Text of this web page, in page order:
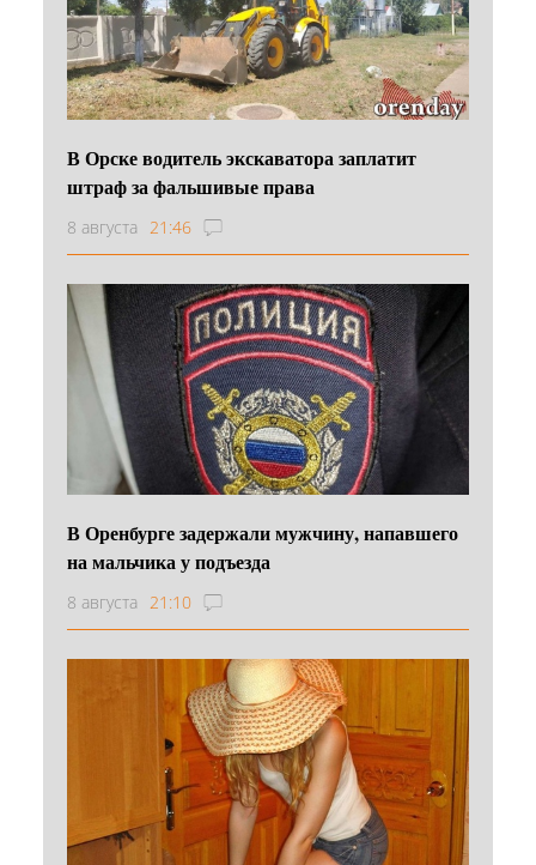
В Орске водитель экскаватора заплатит
штраф за фальшивые права
8 августа 21:46
В Оренбурге задержали мужчину, напавшего
на мальчика у подъезда
8 августа 21:10